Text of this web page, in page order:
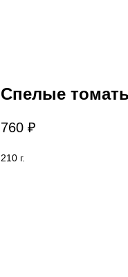
Спелые
760 ₽
210 г.